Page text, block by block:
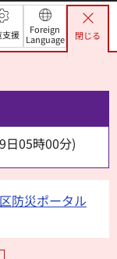
支援
Foreign
Language
閉じる
日05時00分)
防災ポータル